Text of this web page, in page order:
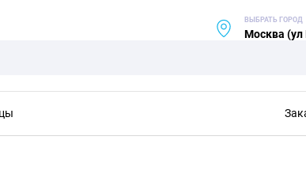
ВЫБРАТЬ ГОРОД
Москва (ул